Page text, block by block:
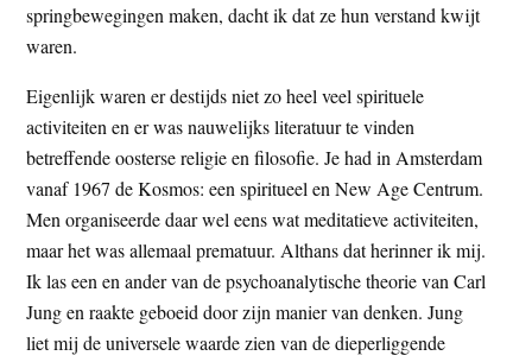
springbewegingen maken, dacht ik dat ze hun verstand kwijt
waren.
Eigenlijk waren er destijds niet zo heel veel spirituele
activiteiten en er was nauwelijks literatuur te vinden
betreffende oosterse religie en filosofie. Je had in Amsterdam
vanaf 1967 de Kosmos: een spiritueel en New Age Centrum.
Men organiseerde daar wel eens wat meditatieve activiteiten,
maar het was allemaal prematuur. Althans dat herinner ik mij.
Ik las een en ander van de psychoanalytische theorie van Carl
Jung en raakte geboeid door zijn manier van denken. Jung
liet mij de universele waarde zien van de dieperliggende